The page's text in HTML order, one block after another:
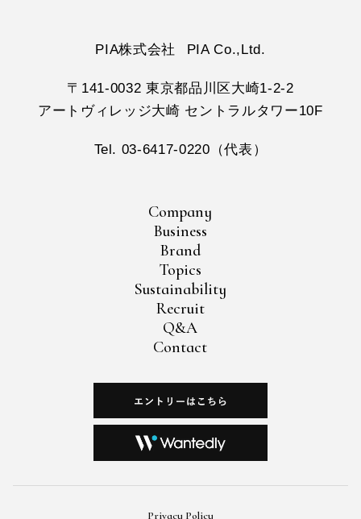
PIA株式会社 PIA Co.,Ltd.
〒141-0032 東京都品川区大崎1-2-2
アートヴィレッジ大崎 セントラルタワー10F
Tel. 03-6417-0220（代表）
Company
Business
Brand
Topics
Sustainability
Recruit
Q&A
Contact
Privacy Policy